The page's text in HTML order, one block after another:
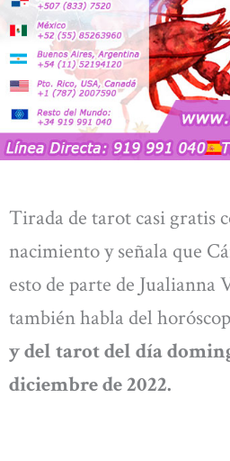
Tirada de tarot casi gratis
nacimiento y señala que
esto de parte de
también habla del
y del tarot del día
diciembrede 2022.